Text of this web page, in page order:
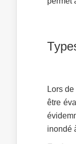
Lors
être
inondé